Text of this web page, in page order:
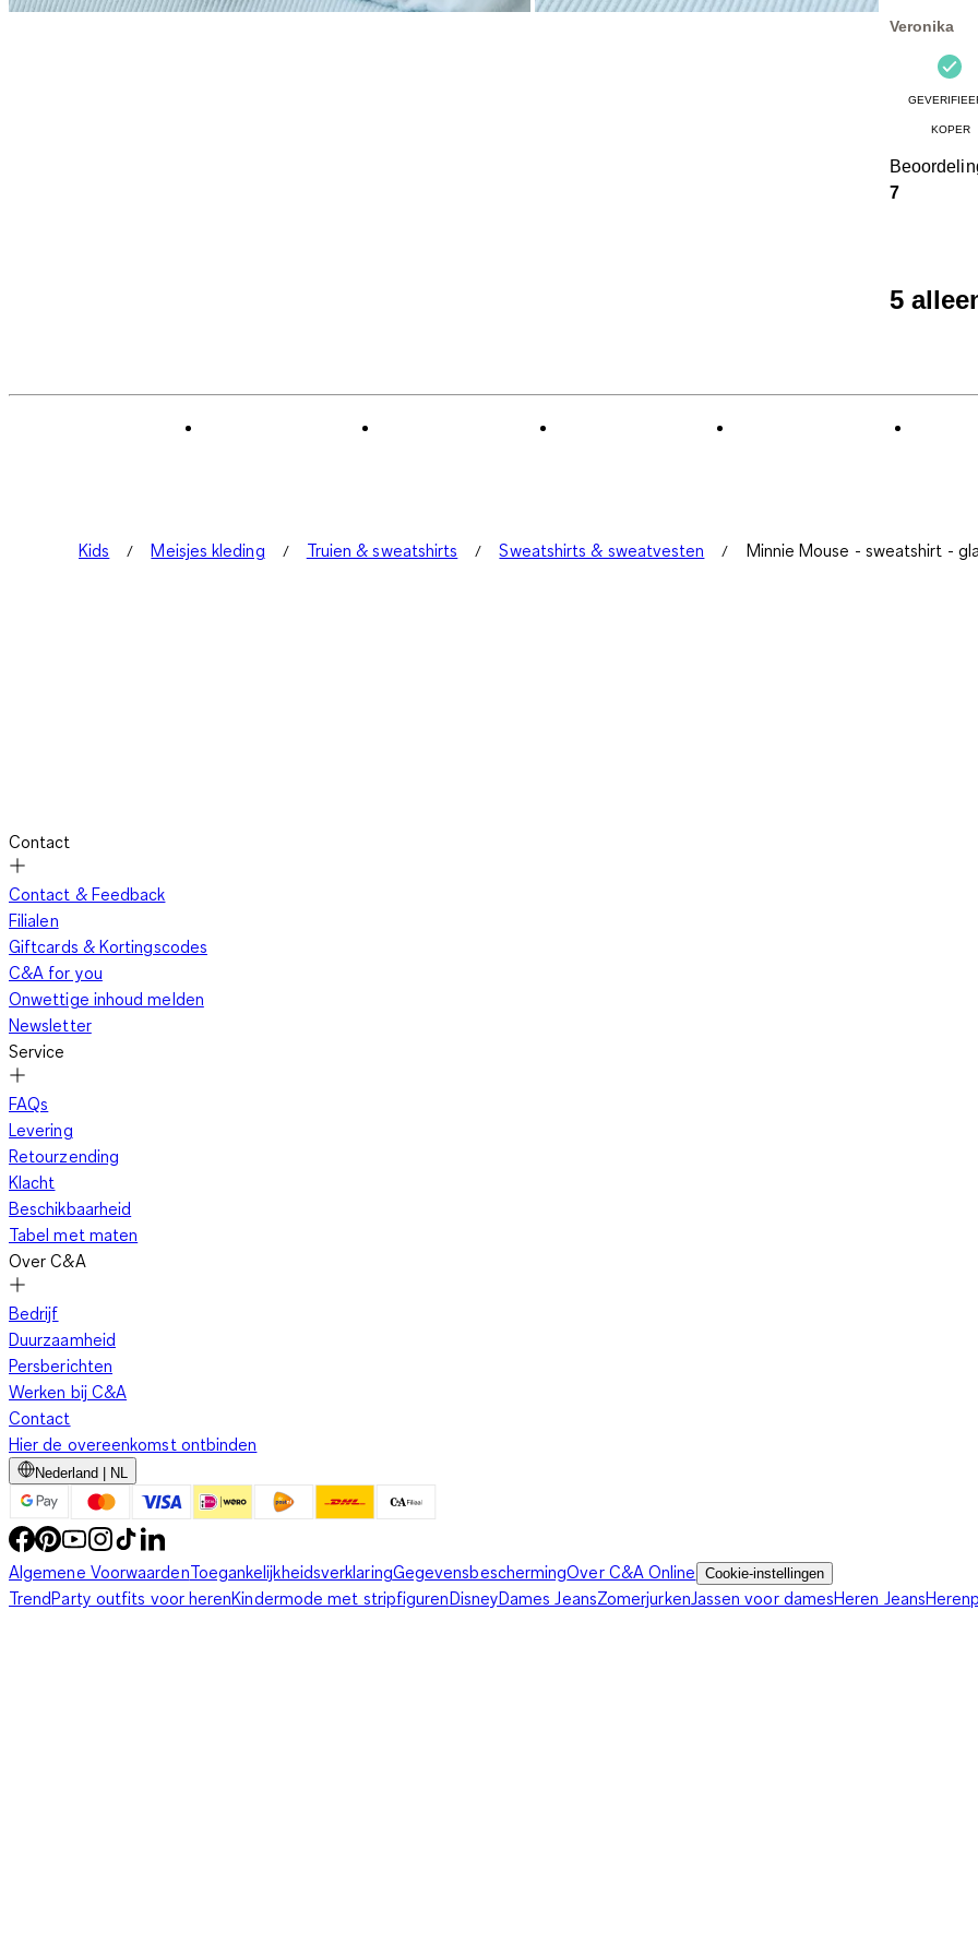
Veronika
KOPER
7
5
Kids Meisjes kleding Truien & sweatshirts Sweatshirts & sweatvesten Minnie Mouse - sweatshirt -
Contact
Contact & Feedback
Filialen
Giftcards & Kortingscodes
C&A for you
Onwettige inhoud melden
Newsletter
Service
FAQs
Levering
Retourzending
Klacht
Beschikbaarheid
Tabel met maten
Over C&A
Bedrijf
Duurzaamheid
Persberichten
Werken bij C&A
Contact
Hier de overeenkomst ontbinden
Nederland | NL
Algemene VoorwaardenToegankelijkheidsverklaringGegevensbeschermingOver C&A Online Cookie-instellingen
TrendParty outfits voor herenKindermode met stripfigurenDisneyDames JeansZomerjurken Jassen voor damesHeren Jeans